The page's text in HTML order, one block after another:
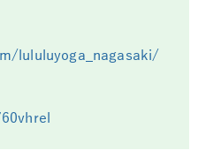
lululuyoga_nagasaki/